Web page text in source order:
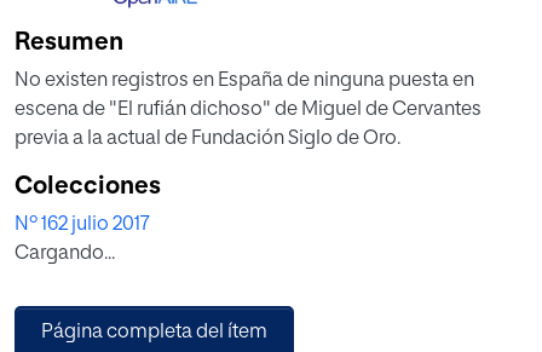
Resumen
No existen registros en España de ninguna puesta en
escena de "El rufián dichoso" de Miguel de Cervantes
previa a la actual de Fundación Siglo de Oro.
Colecciones
Nº 162 julio 2017
Cargando...
Página completa del ítem